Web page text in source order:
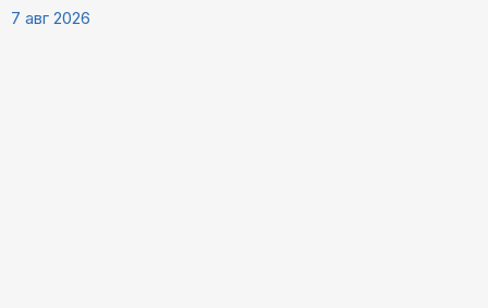
7 авг 2026